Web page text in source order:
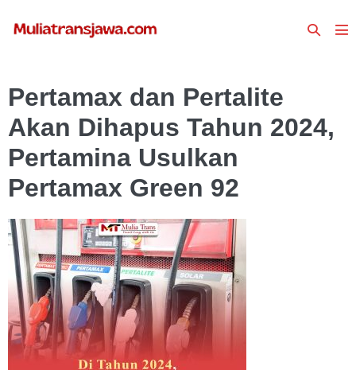
Toggle
Pertamax dan Pertalite
Akan Dihapus Tahun 2024,
Pertamina Usulkan
Pertamax Green 92